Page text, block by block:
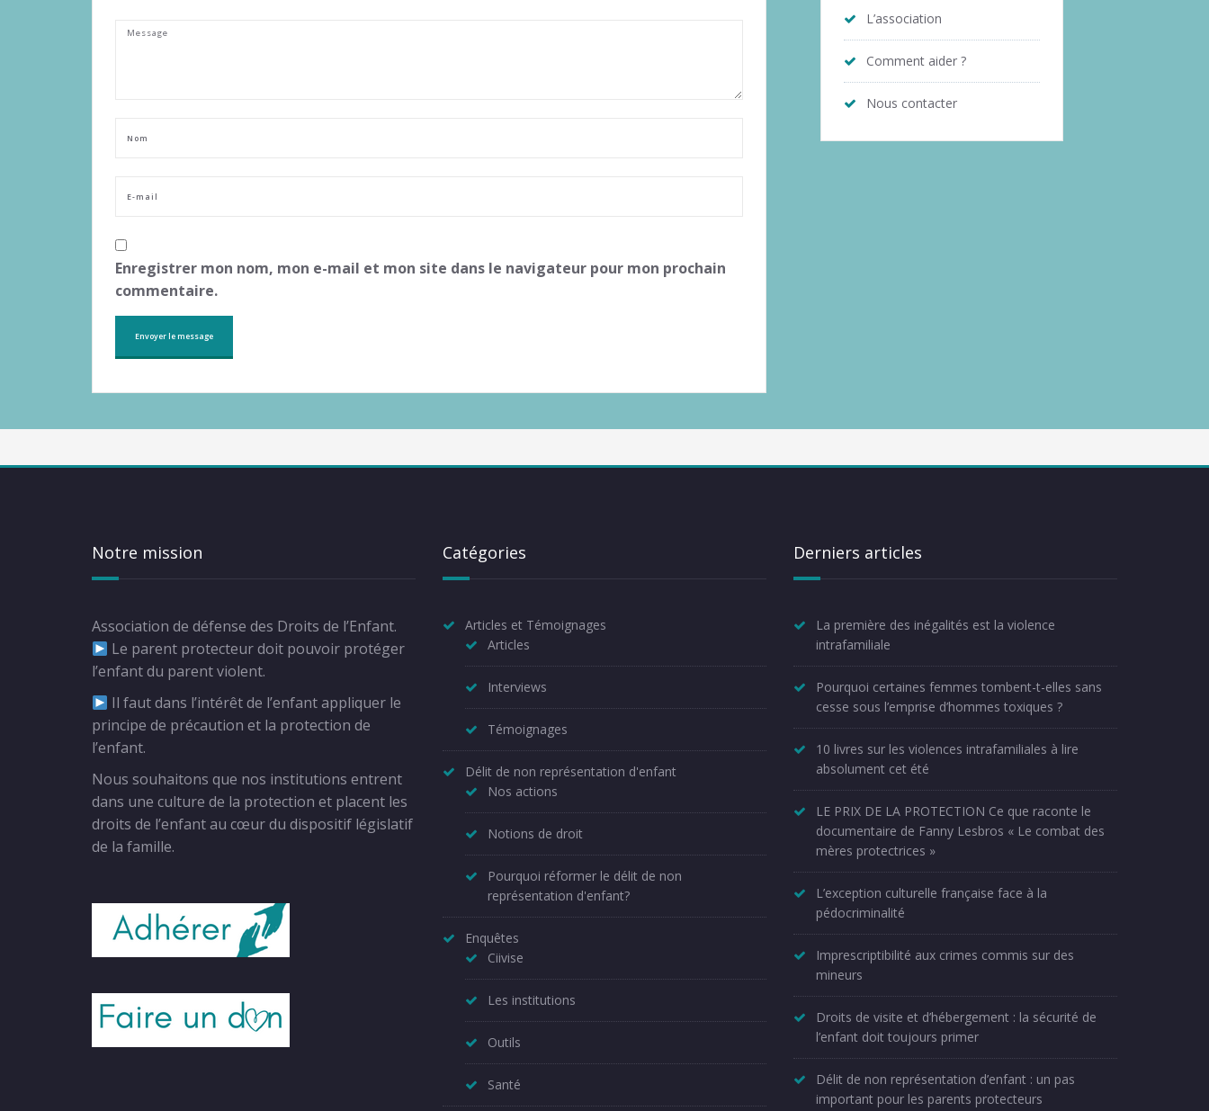
Enregistrer mon nom, mon e-mail et mon site dans le navigateur pour mon prochain
commentaire.
L’association
Comment aider ?
Nous contacter
Notre mission
Association de défense des Droits de l’Enfant.
Le parent protecteur doit pouvoir protéger
l’enfant du parent violent.
Il faut dans l’intérêt de l’enfant appliquer le
principe de précaution et la protection de
l’enfant.
Nous souhaitons que nos institutions entrent
dans une culture de la protection et placent les
droits de l’enfant au cœur du dispositif législatif
de la famille.
Catégories
Articles et Témoignages
Articles
Interviews
Témoignages
Délit de non représentation d'enfant
Nos actions
Notions de droit
Pourquoi réformer le délit de non
représentation d'enfant?
Enquêtes
Ciivise
Les institutions
Outils
Santé
Derniers articles
La première des inégalités est la violence
intrafamiliale
Pourquoi certaines femmes tombent-t-elles sans
cesse sous l’emprise d’hommes toxiques ?
10 livres sur les violences intrafamiliales à lire
absolument cet été
LE PRIX DE LA PROTECTION Ce que raconte le
documentaire de Fanny Lesbros « Le combat des
mères protectrices »
L’exception culturelle française face à la
pédocriminalité
Imprescriptibilité aux crimes commis sur des
mineurs
Droits de visite et d’hébergement : la sécurité de
l’enfant doit toujours primer
Délit de non représentation d’enfant : un pas
important pour les parents protecteurs